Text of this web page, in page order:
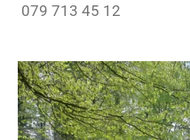
079 713 45 12